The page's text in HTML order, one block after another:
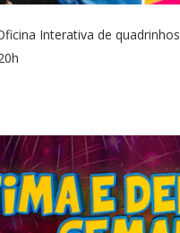
Interativa de quadrinhos